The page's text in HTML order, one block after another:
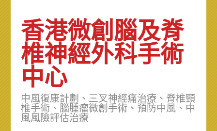
香港微創腦及脊
椎神經外科手術
中心
中風復康計劃、三叉神經痛治療、脊椎頸
椎手術、腦腫瘤微創手術、預防中風、中
風風險評估治療